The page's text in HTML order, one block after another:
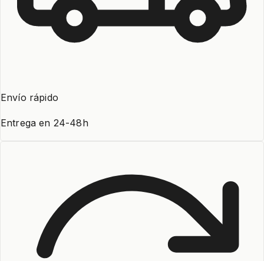
Envío rápido
Entrega en 24-48h